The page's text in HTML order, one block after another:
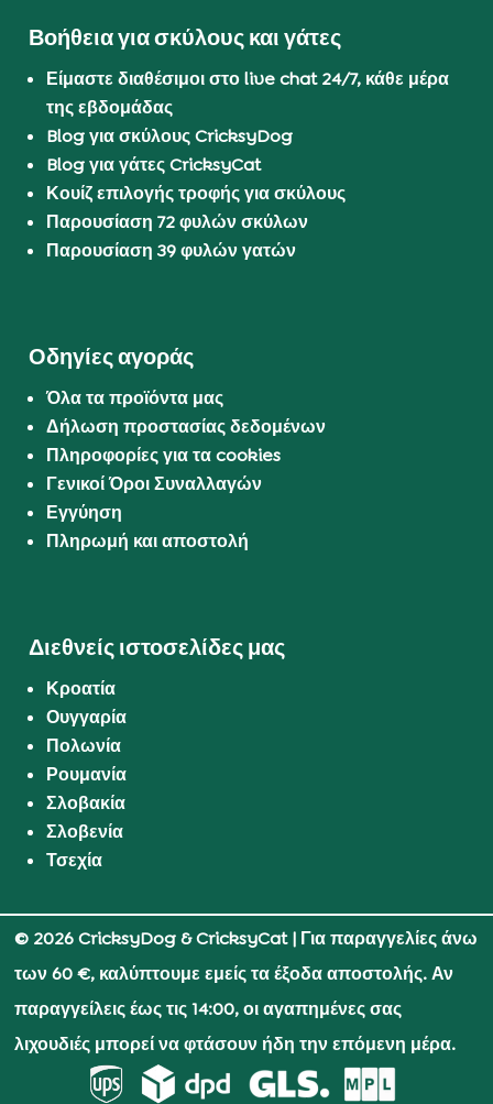
Βοήθεια για σκύλους και γάτες
Είμαστε διαθέσιμοι στο live chat 24/7, κάθε μέρα
της εβδομάδας
Blog για σκύλους CricksyDog
Blog για γάτες CricksyCat
Κουίζ επιλογής τροφής για σκύλους
Παρουσίαση 72 φυλών σκύλων
Παρουσίαση 39 φυλών γατών
Οδηγίες αγοράς
Όλα τα προϊόντα μας
Δήλωση προστασίας δεδομένων
Πληροφορίες για τα cookies
Γενικοί Όροι Συναλλαγών
Εγγύηση
Πληρωμή και αποστολή
Διεθνείς ιστοσελίδες μας
Κροατία
Ουγγαρία
Πολωνία
Ρουμανία
Σλοβακία
Σλοβενία
Τσεχία
© 2026 CricksyDog & CricksyCat| Για παραγγελίες άνω
των 60 €, καλύπτουμε εμείς τα έξοδα αποστολής. Αν
παραγγείλεις έως τις 14:00, οι αγαπημένες σας
λιχουδιές μπορεί να φτάσουν ήδη την επόμενη μέρα.